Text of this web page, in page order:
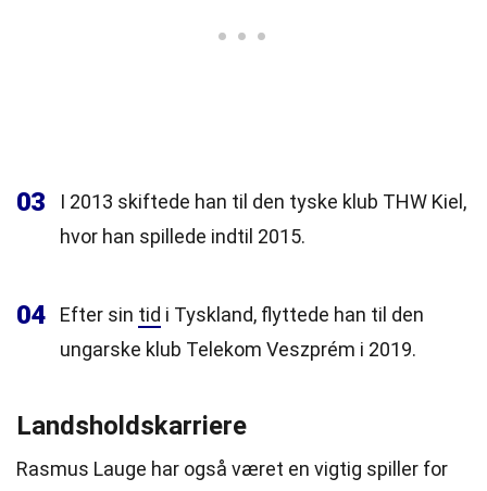
03
I 2013 skiftede han til den tyske klub THW Kiel,
hvor han spillede indtil 2015.
04 Efter sin tid i Tyskland, flyttede han til den
ungarske klub Telekom Veszprém i 2019.
Landsholdskarriere
Rasmus Lauge har også været en vigtig spiller for